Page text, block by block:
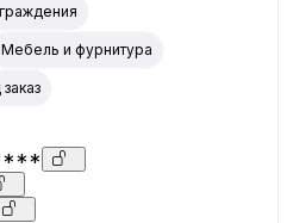
Мебель и фурнитура